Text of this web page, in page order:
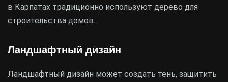
в Карпатах традиционно используют дерево для
строительства домов.
Ландшафтный дизайн
Ландшафтный дизайн может создать тень, защитить